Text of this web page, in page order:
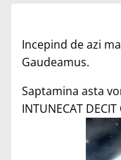
Incepind de azi
Gaudeamus.
Saptamina asta
INTUNECAT DECIT